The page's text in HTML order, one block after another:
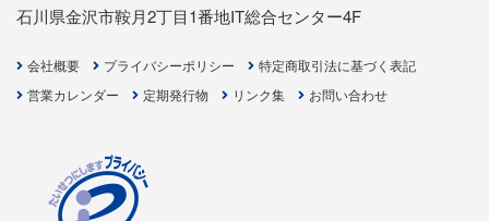
石川県金沢市鞍月2丁目1番地IT総合センター4F
会社概要 プライバシーポリシー
特定商取引法に基づく表記
営業カレンダー
定期発行物 リンク集 お問い合わせ